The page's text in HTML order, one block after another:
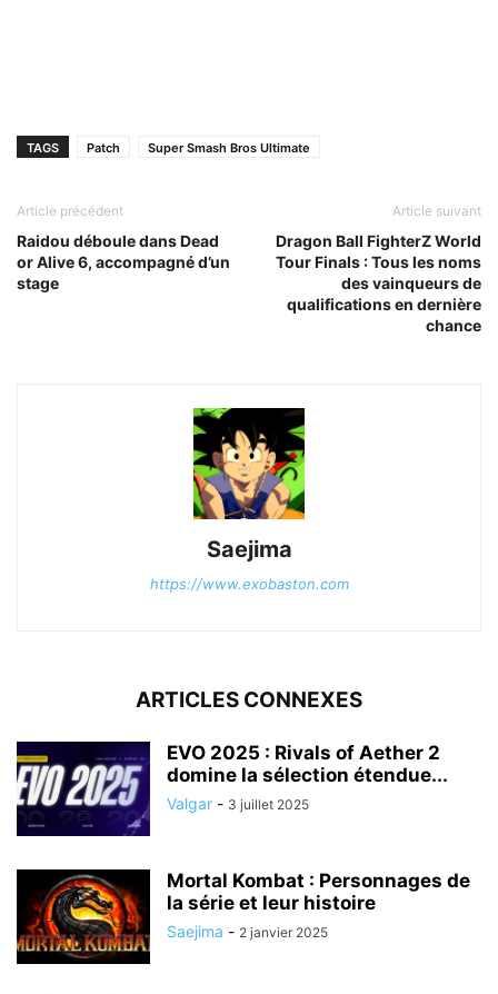
TAGS Patch Super Smash Bros Ultimate
Article précédent
Raidou déboule dans Dead
or Alive 6, accompagné d’un
stage
Article suivant
Dragon Ball FighterZ World
Tour Finals : Tous les noms
des vainqueurs de
qualifications en dernière
chance
Saejima
https://www.exobaston.com
ARTICLES CONNEXES
EVO 2025 : Rivals of Aether 2
domine la sélection étendue...
Valgar - 3 juillet 2025
Mortal Kombat : Personnages de
la série et leur histoire
Saejima - 2 janvier 2025